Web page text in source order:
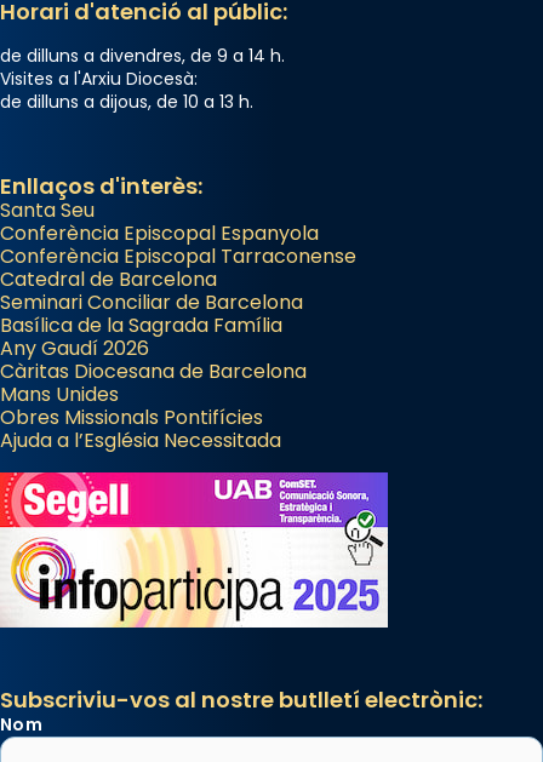
Horari d'atenció al públic:
de dilluns a divendres, de 9 a 14 h.
Visites a l'Arxiu Diocesà:
de dilluns a dijous, de 10 a 13 h.
Enllaços d'interès:
Santa Seu
Conferència Episcopal Espanyola
Conferència Episcopal Tarraconense
Catedral de Barcelona
Seminari Conciliar de Barcelona
Basílica de la Sagrada Família
Any Gaudí 2026
Càritas Diocesana de Barcelona
Mans Unides
Obres Missionals Pontifícies
Ajuda a l’Església Necessitada
Subscriviu-vos al nostre butlletí electrònic:
Nom